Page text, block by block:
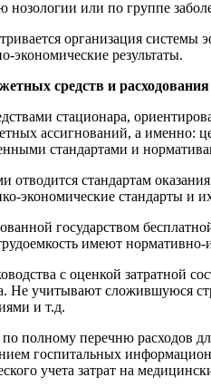
или по группе
организация
результаты.
средств и
стационара,
ассигнований, а именно:
стандартами и
стандартам
экономические стандарты и
государством
имеют
с оценкой затратной
учитывают сложившуюся
и т.д.
полному перечню расходов
госпитальных
учета затрат на